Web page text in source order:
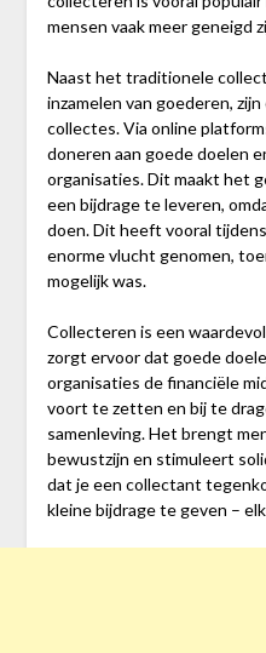
mensen vaak meer geneigd
Naast het traditionele
inzamelen van goederen,
collectes. Via online
doneren aan goede doelen
organisaties. Dit maakt het
een bijdrage te leveren,
doen. Dit heeft vooral
enorme vlucht genomen,
mogelijk was.
Collecteren is een
zorgt ervoor dat goede
organisaties de financiële
voort te zetten en bij te
samenleving. Het brengt
bewustzijn en stimuleert
dat je een collectant
kleine bijdrage te geven –